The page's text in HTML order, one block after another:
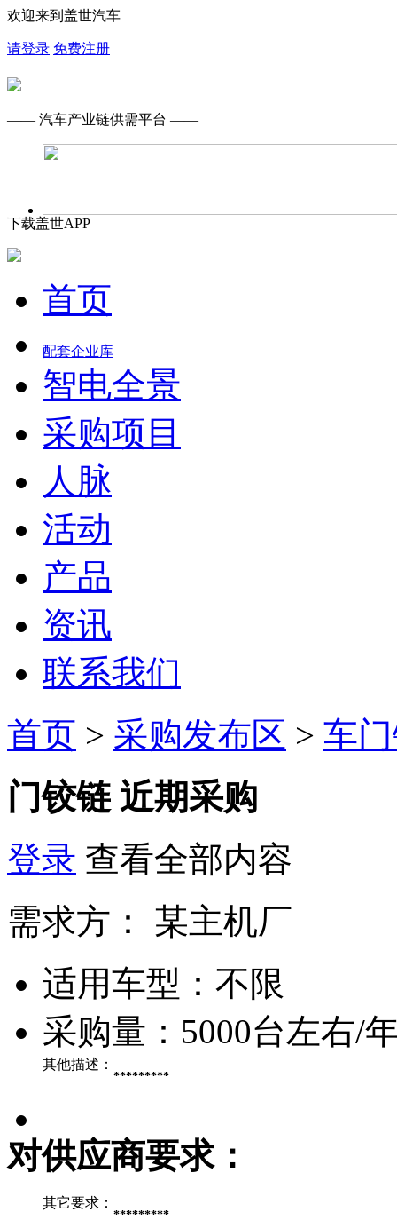
欢迎来到盖世汽车
请登录 免费注册
—— 汽车产业链供需平台 ——
下载盖世APP
首页
配套企业库
智电全景
采购项目
人脉
活动
产品
资讯
联系我们
首页 > 采购发布区 > 车
门铰链 近期采购
登录 查看全部内容
需求方：
某主机厂
适用车型： 不限
采购量： 5000台左右/
其他描述：
*********
对供应商要求：
其它要求：
*********